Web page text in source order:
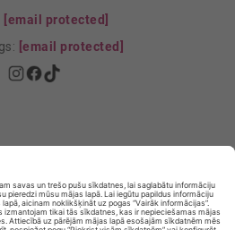
[email protected]
[email protected]
Iestatījumi
noteikumi